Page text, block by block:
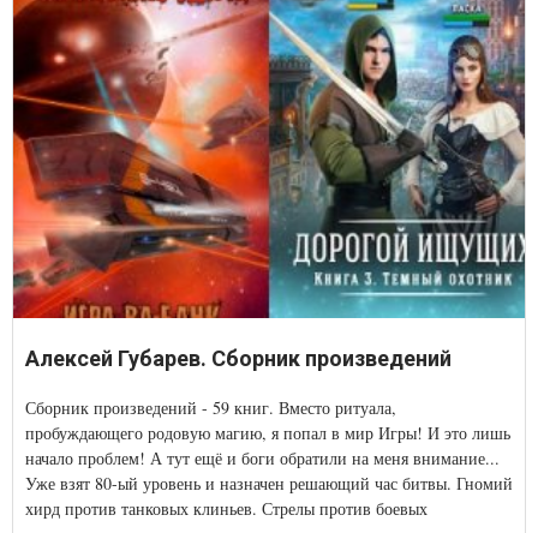
Алексей Губарев. Сборник произведений
Сборник произведений - 59 книг. Вместо ритуала,
пробуждающего родовую магию, я попал в мир Игры! И это лишь
начало проблем! А тут ещё и боги обратили на меня внимание...
Уже взят 80-ый уровень и назначен решающий час битвы. Гномий
хирд против танковых клиньев. Стрелы против боевых